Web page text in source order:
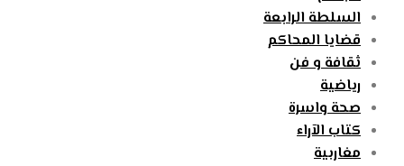
السلطة الرابعة
قضايا المحاكم
ثقافة و فن
رياضية
صحة واسرة
كتاب الآراء
مغاربية